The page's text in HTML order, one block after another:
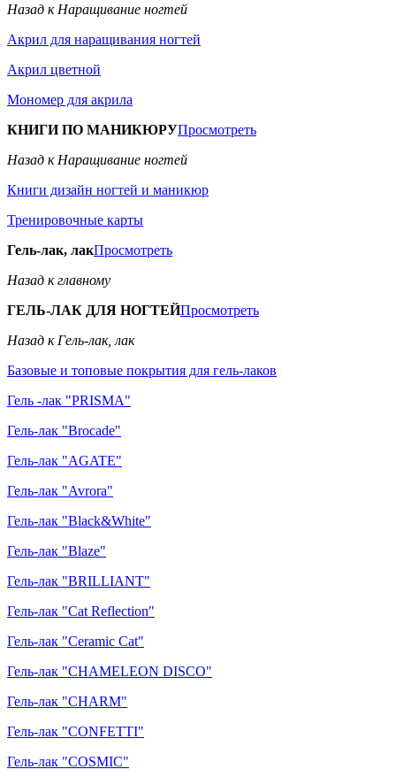
Назад к Наращивание ногтей
Акрил для наращивания ногтей
Акрил цветной
Мономер для акрила
КНИГИ ПО МАНИКЮРУПросмотреть
Назад к Наращивание ногтей
Книги дизайн ногтей и маникюр
Тренировочные карты
Гель-лак, лакПросмотреть
Назад к главному
ГЕЛЬ-ЛАК ДЛЯ НОГТЕЙПросмотреть
Назад к Гель-лак, лак
Базовые и топовые покрытия для гель-лаков
Гель -лак "PRISMA"
Гель-лак "Brocade"
Гель-лак "AGATE"
Гель-лак "Avrora"
Гель-лак "Black&White"
Гель-лак "Blaze"
Гель-лак "BRILLIANT"
Гель-лак "Cat Reflection"
Гель-лак "Ceramic Cat"
Гель-лак "CHAMELEON DISCO"
Гель-лак "CHARM"
Гель-лак "CONFETTI"
Гель-лак "COSMIC"